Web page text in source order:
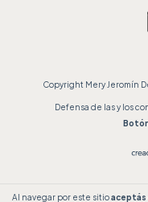
Al navegar por este sitioaceptás
Copyright Mery Jeromín
Defensa de las y los